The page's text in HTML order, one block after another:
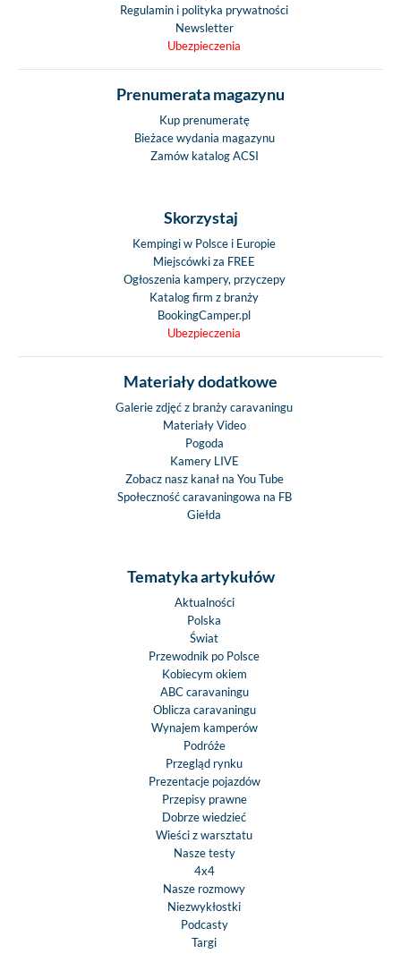
Regulamin i polityka prywatności
Newsletter
Ubezpieczenia
Prenumerata magazynu
Kup prenumeratę
Bieżace wydania magazynu
Zamów katalog ACSI
Skorzystaj
Kempingi w Polsce i Europie
Miejscówki za FREE
Ogłoszenia kampery, przyczepy
Katalog firm z branży
BookingCamper.pl
Ubezpieczenia
Materiały dodatkowe
Galerie zdjęć z branży caravaningu
Materiały Video
Pogoda
Kamery LIVE
Zobacz nasz kanał na You Tube
Społeczność caravaningowa na FB
Giełda
Tematyka artykułów
Aktualności
Polska
Świat
Przewodnik po Polsce
Kobiecym okiem
ABC caravaningu
Oblicza caravaningu
Wynajem kamperów
Podróże
Przegląd rynku
Prezentacje pojazdów
Przepisy prawne
Dobrze wiedzieć
Wieści z warsztatu
Nasze testy
4x4
Nasze rozmowy
Niezwykłostki
Podcasty
Targi